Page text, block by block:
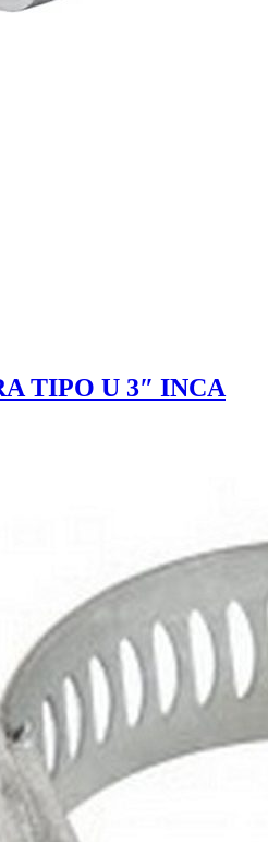
TIPO U 3″ INCA